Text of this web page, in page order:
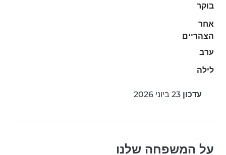
בוקר
אחר
הצהריים
ערב
לילה
עדכון
על המשפחה שלנו